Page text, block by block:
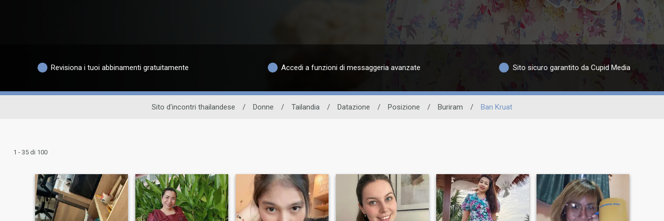
Revisiona i tuoi abbinamenti gratuitamente Accedi a funzioni di messaggeria avanzate Sito sicuro garantito da Cupid Media
Sito d'incontri thailandese / Donne / Tailandia / Datazione / Posizione / Buriram / Ban Kruat
1 - 35 di 100